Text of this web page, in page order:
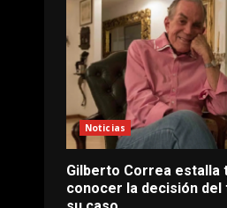
Noticias
Gilberto Correa estalla
conocer la decisión del